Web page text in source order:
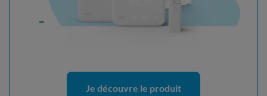
Je découvre le produit